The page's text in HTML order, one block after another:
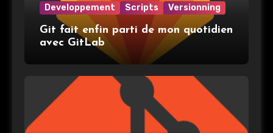
Developpement Scripts Versionning
Git fait enfin parti de mon quotidien
avec GitLab